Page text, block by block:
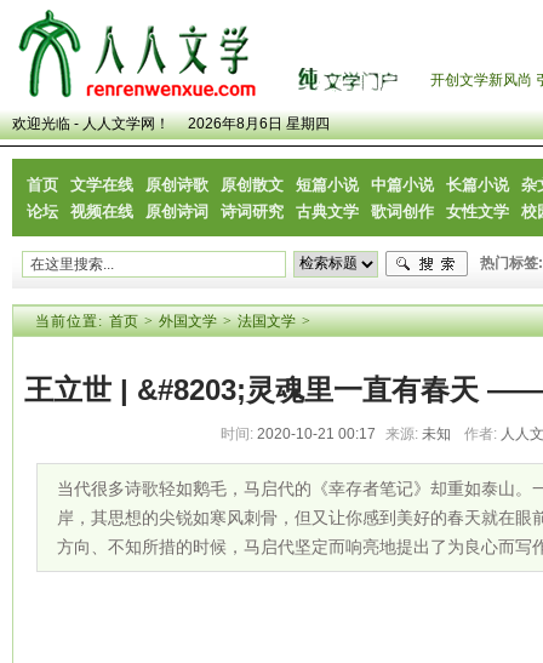
开创文学新风尚
欢迎光临 - 人人文学网！ 2026年8月6日 星期四
首页 文学在线 原创诗歌 原创散文 短篇小说 中篇小说 长篇小说
杂
论坛
视频在线 原创诗词 诗词研究 古典文学 歌词创作 女性文学 校
热门标签:
当前位置: 首页>外国文学>法国文学>
王立世 | &#8203;灵魂里一直有春天
时间: 2020-10-21 00:17 来源: 未知 作者: 人人
当代很多诗歌轻如鹅毛，马启代的《幸存者笔记》却重如泰山。
岸，其思想的尖锐如寒风刺骨，但又让你感到美好的春天就在眼
方向、不知所措的时候，马启代坚定而响亮地提出了为良心而写